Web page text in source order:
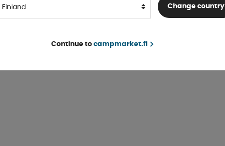
Lasit & Mukit ?
Finland Change country
Continue to campmarket.fi